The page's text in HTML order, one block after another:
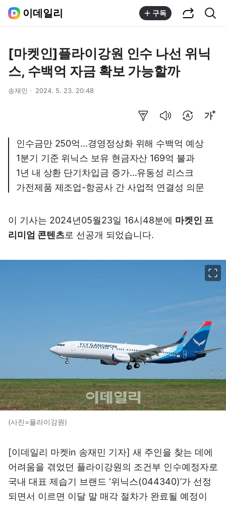
이데일리 구독
[마켓인]플라이강원 인수 나선 위닉
스, 수백억 자금 확보 가능할까
송재민 2024. 5. 23. 20:48
인수금만 250억…경영정상화 위해 수백억 예상
1분기 기준 위닉스 보유 현금자산 169억 불과
1년 내 상환 단기차입금 증가…유동성 리스크
가전제품 제조업-항공사 간 사업적 연결성 의문
이 기사는 2024년05월23일 16시48분에 마켓인 프
리미엄 콘텐츠로 선공개 되었습니다.
(사진=플라이강원)
[이데일리 마켓in 송재민 기자] 새 주인을 찾는 데에
어려움을 겪었던 플라이강원의 조건부 인수예정자로
국내 대표 제습기 브랜드 ‘위닉스(044340)’가 선정
되면서 이르면 이달 말 매각 절차가 완료될 예정이